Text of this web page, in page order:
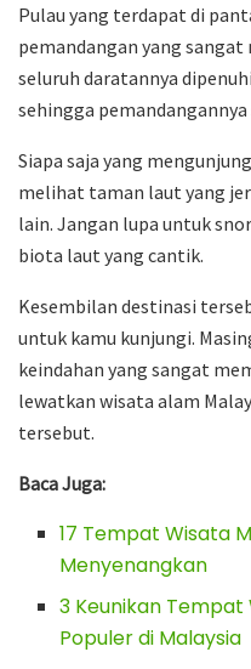
Pulau yang terdapat di
pemandangan yang
seluruh daratannya
sehingga
Siapa saja yang
melihat taman laut yang
lain. Jangan lupa untuk
biota laut yang cantik.
Kesembilan destinasi
untuk kamu kunjungi.
keindahan yang sangat
lewatkan wisata alam
tersebut.
Baca Juga:
17 Tempat Wisata
Menyenangkan
3 Keunikan
Populer di Malaysia